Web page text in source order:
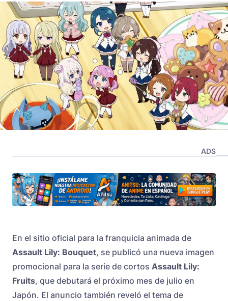
ADS
En el sitio oficial para la franquicia animada de
Assault Lily: Bouquet, se publicó una nueva imagen
promocional para la serie de cortos Assault Lily:
Fruits, que debutará el próximo mes de julio en
Japón. El anuncio también reveló el tema de